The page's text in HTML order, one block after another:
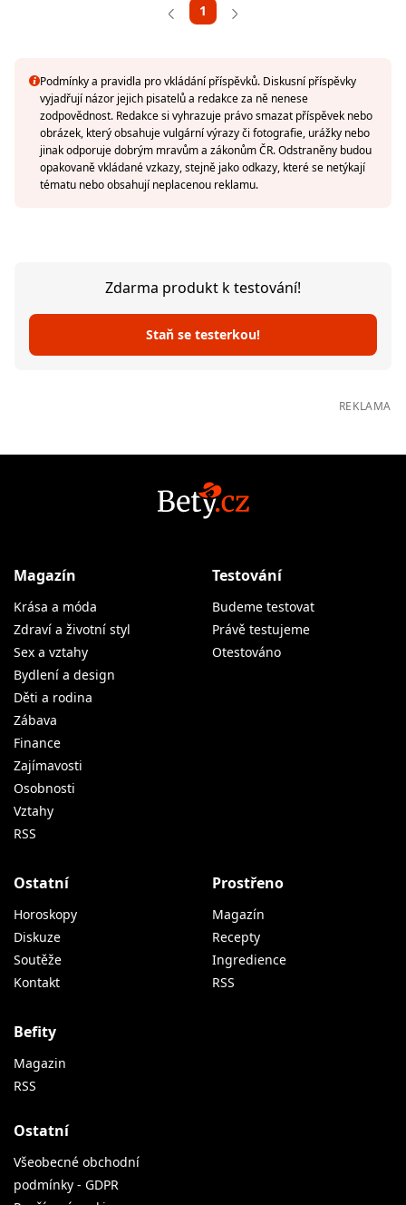
1
Podmínky a pravidla pro vkládání příspěvků. Diskusní příspěvky
vyjadřují názor jejich pisatelů a redakce za ně nenese
zodpovědnost. Redakce si vyhrazuje právo smazat příspěvek nebo
obrázek, který obsahuje vulgární výrazy či fotografie, urážky nebo
jinak odporuje dobrým mravům a zákonům ČR. Odstraněny budou
opakovaně vkládané vzkazy, stejně jako odkazy, které se netýkají
tématu nebo obsahují neplacenou reklamu.
Zdarma produkt k testování!
Staň se testerkou!
REKLAMA
Magazín
Krása a móda
Zdraví a životní styl
Sex a vztahy
Bydlení a design
Děti a rodina
Zábava
Finance
Zajímavosti
Osobnosti
Vztahy
RSS
Testování
Budeme testovat
Právě testujeme
Otestováno
Ostatní
Horoskopy
Diskuze
Soutěže
Kontakt
Prostřeno
Magazín
Recepty
Ingredience
RSS
Befity
Magazin
RSS
Ostatní
Všeobecné obchodní
podmínky - GDPR